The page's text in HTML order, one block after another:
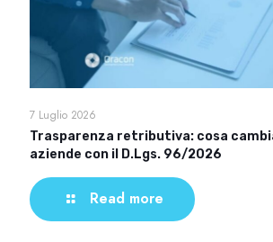
7 Luglio 2026
Trasparenza retributiva: cosa
aziende con il D.Lgs. 96/2026
Read more